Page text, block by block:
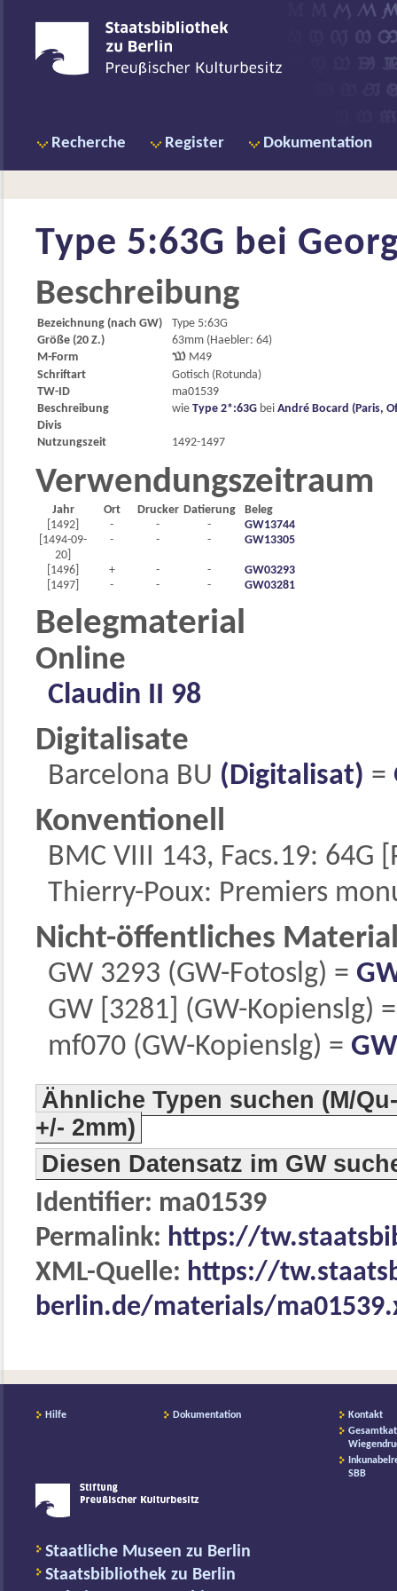
Recherche Register Dokumentation
Type 5:63G bei
Beschreibung
Bezeichnung (nach GW)
Type 5:63G
Größe (20 Z.)
63mm (Haebler: 64)
M-Form
 M49
Schriftart
Gotisch (Rotunda)
TW-ID
ma01539
Beschreibung
wie Type 2*:63G bei André Bocard (Paris,
Divis
Nutzungszeit
1492-1497
Verwendungszeitraum
Jahr Ort Drucker Datierung
Beleg
[1492]
- - -
GW13744
[1494-09-
20]
- - - GW13305
[1496] + - -
GW03293
[1497]
- - - GW03281
Belegmaterial
Online
Claudin II 98
Digitalisate
Barcelona BU (Digitalisat) =
Konventionell
BMC VIII 143, Facs.19: 64G
Thierry-Poux: Premiers
Nicht-öffentliches
GW 3293 (GW-Fotoslg) =
GW [3281] (GW-Kopienslg)
mf070 (GW-Kopienslg) =
Ähnliche Typen suchen (M/
+/- 2mm)
Diesen Datensatz im GW
Identifier: ma01539
Permalink: https://
XML-Quelle: https://
berlin.de/materials/
Hilfe Dokumentation
Kontakt
SBB
Staatliche Museen zu Berlin
Staatsbibliothek zu Berlin